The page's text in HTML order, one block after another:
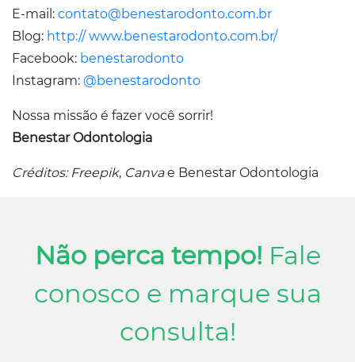
E-mail: contato@benestarodonto.com.br
Blog: http:// www.benestarodonto.com.br/
Facebook: benestarodonto
Instagram: @benestarodonto
Nossa missão é fazer você sorrir!
Benestar Odontologia
Créditos: Freepik, Canvae Benestar Odontologia
Não perca tempo! Fale
conosco e marque sua
consulta!